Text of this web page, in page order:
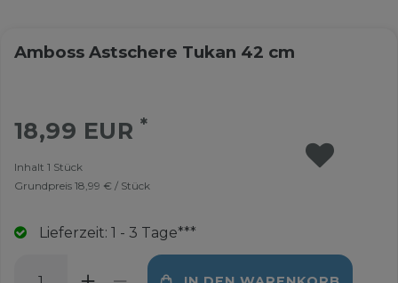
Amboss Astschere Tukan 42 cm
18,99 EUR *
Inhalt 1 Stück
Grundpreis 18,99 € / Stück
Lieferzeit: 1 - 3 Tage***